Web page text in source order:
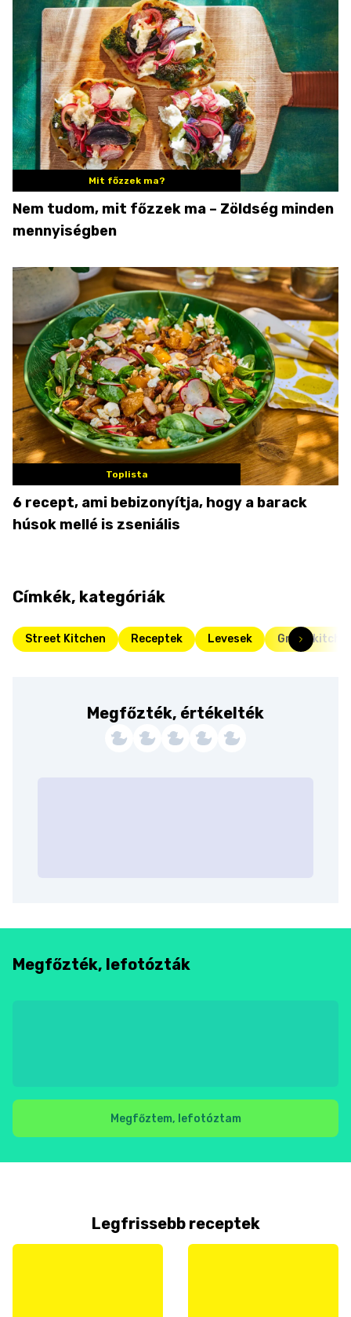
Mit főzzek ma?
Nem tudom, mit főzzek ma – Zöldség minden
mennyiségben
Toplista
6 recept, ami bebizonyítja, hogy a barack
húsok mellé is zseniális
Címkék, kategóriák
Street Kitchen Receptek Levesek Green
Megfőzték, értékelték
Megfőzték, lefotózták
Megfőztem, lefotóztam
Legfrissebb receptek